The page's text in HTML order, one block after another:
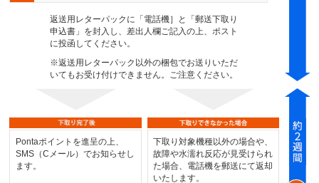
返送用レターパックに「電話機］と「郵送下取り
申込書」を封入し、差出人欄ご記入の上、ポスト
に投函してください。
※返送用レターパック以外の梱包でお送りいただ
いてもお受け付けできません。ご注意ください。
Pontaポイントを進呈の上、
SMS（Cメール）でお知らせし
ます。
下取り対象機種以外の場合や、
故障や水濡れ反応が見受けられ
た場合、電話機を郵送にて返却
いたします。